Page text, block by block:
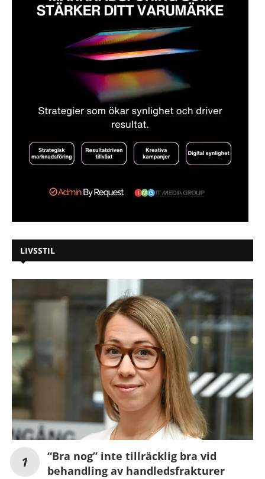
LIVSSTIL
“Bra nog” inte tillräcklig bra vid
behandling av handledsfrakturer